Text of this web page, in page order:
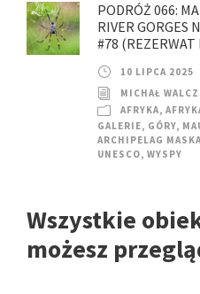
PODRÓŻ 066:
RIVER GORGES
#78 (REZERWAT
10 LIPCA 2025
MICHAŁ
AFRYKA,
GALERIE, GÓRY,
ARCHIPELAG
UNESCO, WYSPY
Wszystkie
możesz